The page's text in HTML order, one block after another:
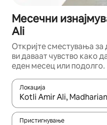
Месечни
Ali
Откријте сместувања
ви даваат чувство како
еден месец или подолго.
Локација
Кога резултатите се
Пристигнување